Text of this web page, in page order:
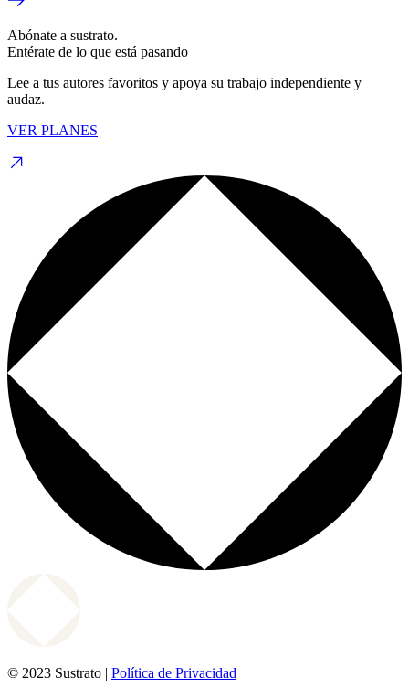
Abónate a sustrato.
Entérate de lo que está pasando
Lee a tus autores favoritos y apoya su trabajo independiente y
audaz.
VER PLANES
© 2023 Sustrato | Política de Privacidad